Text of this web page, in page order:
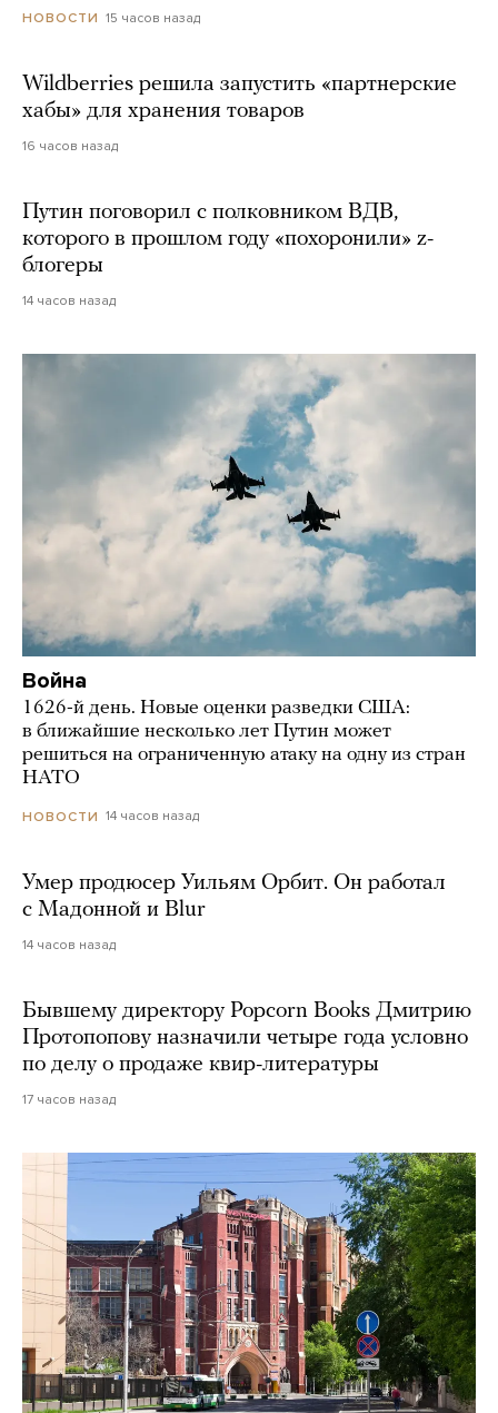
НОВОСТИ 15 часов назад
Wildberries решила запустить «партнерские
хабы» для хранения товаров
16 часов назад
Путин поговорил с полковником ВДВ,
которого в прошлом году «похоронили» z-
блогеры
14 часов назад
Война
1626-й день. Новые оценки разведки США:
в ближайшие несколько лет Путин может
решиться на ограниченную атаку на одну из стран
НАТО
НОВОСТИ 14 часов назад
Умер продюсер Уильям Орбит. Он работал
с Мадонной и Blur
14 часов назад
Бывшему директору Popcorn Books Дмитрию
Протопопову назначили четыре года условно
по делу о продаже квир-литературы
17 часов назад